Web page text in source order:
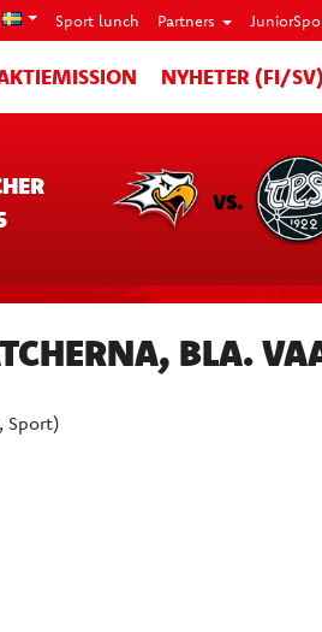
Sport lunch Partners
NYHETER (FI/SV)
VS.
BLA.
Sport)